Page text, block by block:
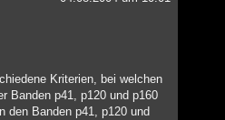
Kriterien, bei welchen
Banden p41, p120 und p160
den Banden p41, p120 und